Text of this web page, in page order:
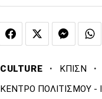
CULTURE · ΚΠΙΣΝ ·
ΚΕΝΤΡΟ ΠΟΛΙΤΙΣΜΟΥ -